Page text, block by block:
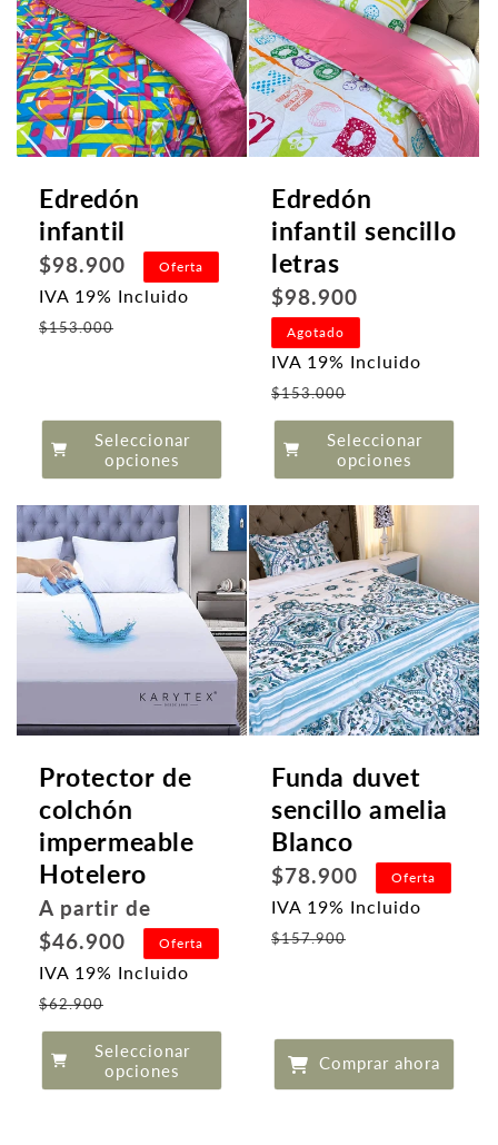
Edredón
infantil
Precio
habitual
$98.900 Oferta
IVA 19% Incluido
$153.000
Seleccionar
opciones
Edredón
infantil sencillo
letras
Precio
habitual
$98.900
Agotado
IVA 19% Incluido
$153.000
de
oferta
Seleccionar
opciones
Protector de
colchón
impermeable
Hotelero
Precio
habitual
A partir de
$46.900
Oferta
IVA 19% Incluido
$62.900
de
oferta
Seleccionar
opciones
Funda duvet
sencillo amelia
Blanco
Precio
habitual
$78.900 Oferta
IVA 19% Incluido
$157.900
Comprar ahora